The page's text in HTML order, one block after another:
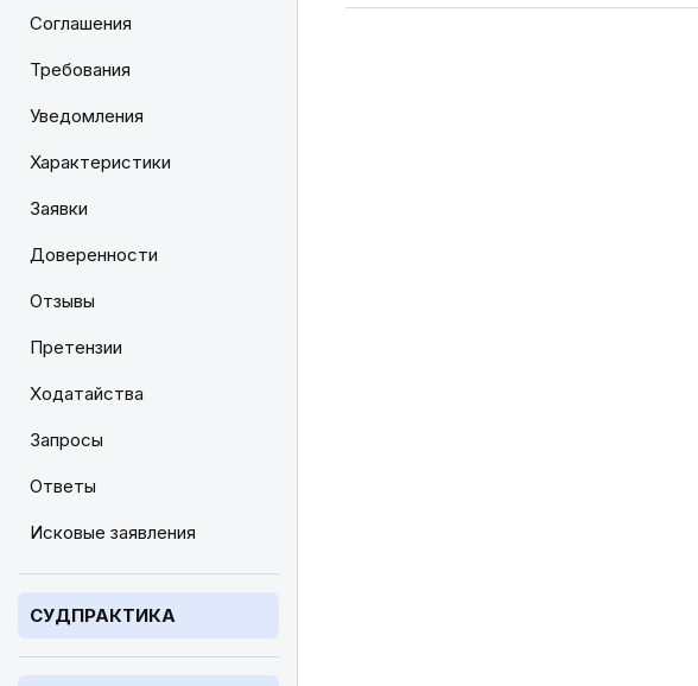
Соглашения
Требования
Уведомления
Характеристики
Заявки
Доверенности
Отзывы
Претензии
Ходатайства
Запросы
Ответы
Исковые заявления
СУДПРАКТИКА